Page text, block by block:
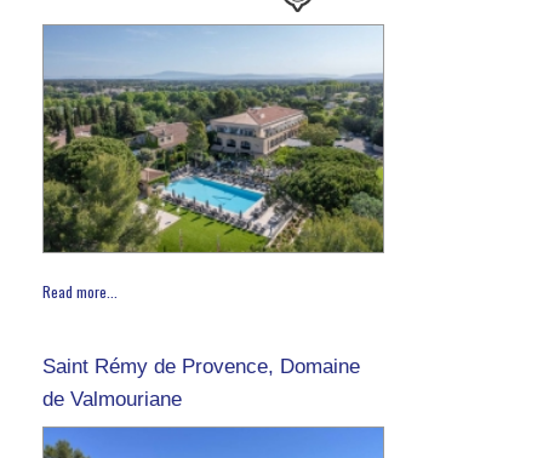
Read more...
Saint Rémy de Provence, Domaine
de Valmouriane